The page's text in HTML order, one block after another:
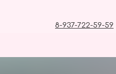
8-937-722-59-59